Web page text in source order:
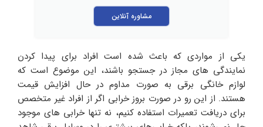
مشاوره آنلاین
یکی از مواردی که باعث شده است افراد برای پیدا کردن
نمایندگی های مجاز در جستجو باشند، این موضوع است که
لوازم خانگی برقی به صورت مداوم در حال افزایش قیمت
هستند. از این رو در صورت بروز خرابی اگر از افراد غیر متخصص
برای دریافت تعمیرات استفاده کنیم، نه تنها خرابی های موجود